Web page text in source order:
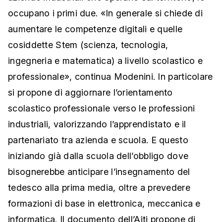
occupano i primi due. «In generale si chiede di
aumentare le competenze digitali e quelle
cosiddette Stem (scienza, tecnologia,
ingegneria e matematica) a livello scolastico e
professionale», continua Modenini. In particolare
si propone di aggiornare l’orientamento
scolastico professionale verso le professioni
industriali, valorizzando l’apprendistato e il
partenariato tra azienda e scuola. E questo
iniziando già dalla scuola dell’obbligo dove
bisognerebbe anticipare l’insegnamento del
tedesco alla prima media, oltre a prevedere
formazioni di base in elettronica, meccanica e
informatica. Il documento dell’Aiti propone di